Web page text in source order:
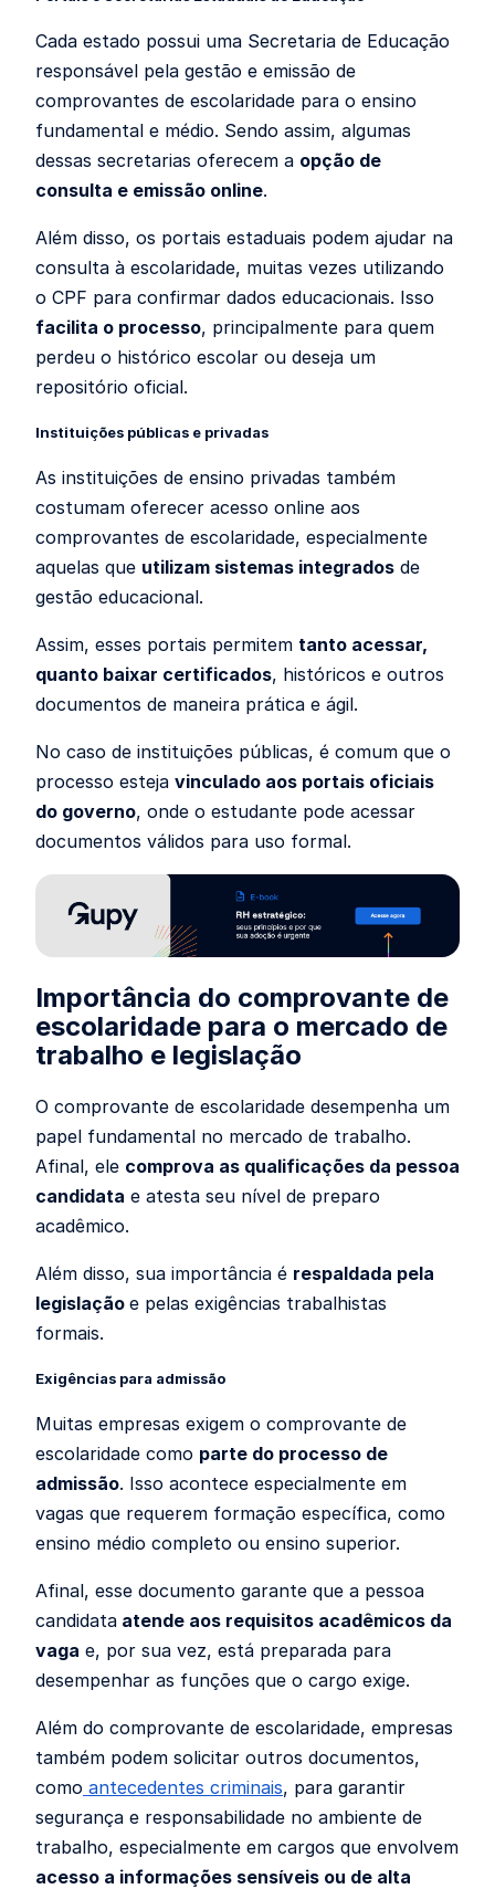
Cada estado possui uma Secretaria de Educação
responsável pela gestão e emissão de
comprovantes de escolaridade para o ensino
fundamental e médio. Sendo assim, algumas
dessas secretarias oferecem a opção de
consulta e emissão online.
Além disso, os portais estaduais podem ajudar na
consulta à escolaridade, muitas vezes utilizando
o CPF para confirmar dados educacionais. Isso
facilita o processo, principalmente para quem
perdeu o histórico escolar ou deseja um
repositório oficial.
Instituições públicas e privadas
As instituições de ensino privadas também
costumam oferecer acesso online aos
comprovantes de escolaridade, especialmente
aquelas que utilizam sistemas integrados de
gestão educacional.
Assim, esses portais permitem tanto acessar,
quanto baixar certificados, históricos e outros
documentos de maneira prática e ágil.
No caso de instituições públicas, é comum que o
processo esteja vinculado aos portais oficiais
do governo, onde o estudante pode acessar
documentos válidos para uso formal.
Importância do comprovante de
escolaridade para o mercado de
trabalho e legislação
O comprovante de escolaridade desempenha um
papel fundamental no mercado de trabalho.
Afinal, ele comprova as qualificações da pessoa
candidata e atesta seu nível de preparo
acadêmico.
Além disso, sua importância é respaldada pela
legislação e pelas exigências trabalhistas
formais.
Exigências para admissão
Muitas empresas exigem o comprovante de
escolaridade como parte do processo de
admissão. Isso acontece especialmente em
vagas que requerem formação específica, como
ensino médio completo ou ensino superior.
Afinal, esse documento garante que a pessoa
candidata atende aos requisitos acadêmicos da
vaga e, por sua vez, está preparada para
desempenhar as funções que o cargo exige.
Além do comprovante de escolaridade, empresas
também podem solicitar outros documentos,
como antecedentes criminais, para garantir
segurança e responsabilidade no ambiente de
trabalho, especialmente em cargos que envolvem
acesso a informações sensíveis ou de alta